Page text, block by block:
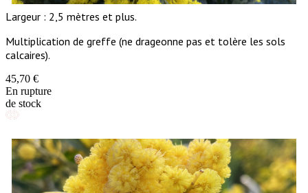
Largeur : 2,5 mètres et plus.
Multiplication de greffe (ne drageonne pas et tolère les sols
calcaires).
45,70 €
En rupture
de stock